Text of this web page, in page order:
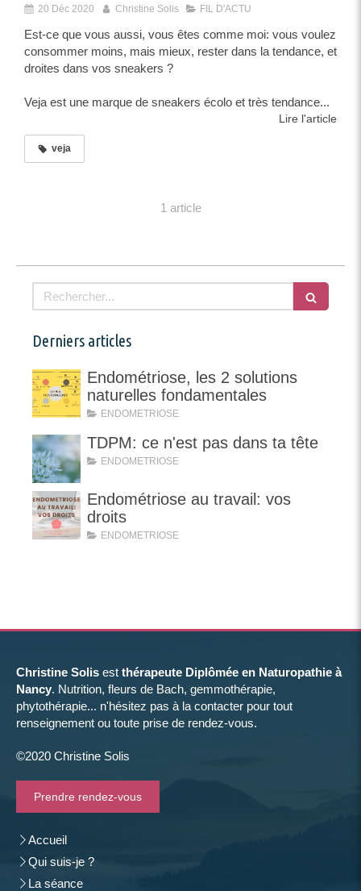
20 Déc 2020 Christine Solis FIL D'ACTU
Est-ce que vous aussi, vous êtes comme moi: vous voulez
consommer moins, mais mieux, rester dans la tendance, et
droites dans vos sneakers ?
Veja est une marque de sneakers écolo et très tendance...
Lire l'article
veja
1 article
Rechercher
Derniers articles
Endométriose, les 2 solutions
naturelles fondamentales
ENDOMETRIOSE
TDPM: ce n'est pas dans ta tête
ENDOMETRIOSE
Endométriose au travail: vos
droits
ENDOMETRIOSE
Christine Solis est thérapeute Diplômée en Naturopathie à
Nancy. Nutrition, fleurs de Bach, gemmothérapie,
phytothérapie... n'hésitez pas à la contacter pour tout
renseignement ou toute prise de rendez-vous.
©2020 Christine Solis
Prendre rendez-vous
Accueil
Qui suis-je ?
La séance